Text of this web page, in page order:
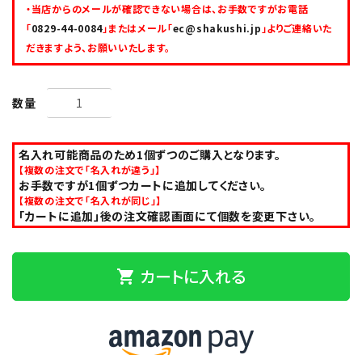
・当店からのメールが確認できない場合は、お手数ですがお電話
「0829-44-0084」またはメール「ec@shakushi.jp 」よりご連絡いた
だきますよう、お願いいたします。
数量
名入れ可能商品のため1個ずつのご購入となります。
【複数の注文で「名入れが違う」】
お手数ですが1個ずつカートに追加してください。
【複数の注文で「名入れが同じ」】
「カートに追加」後の注文確認画面にて個数を変更下さい。
shopping_cart カートに入れる